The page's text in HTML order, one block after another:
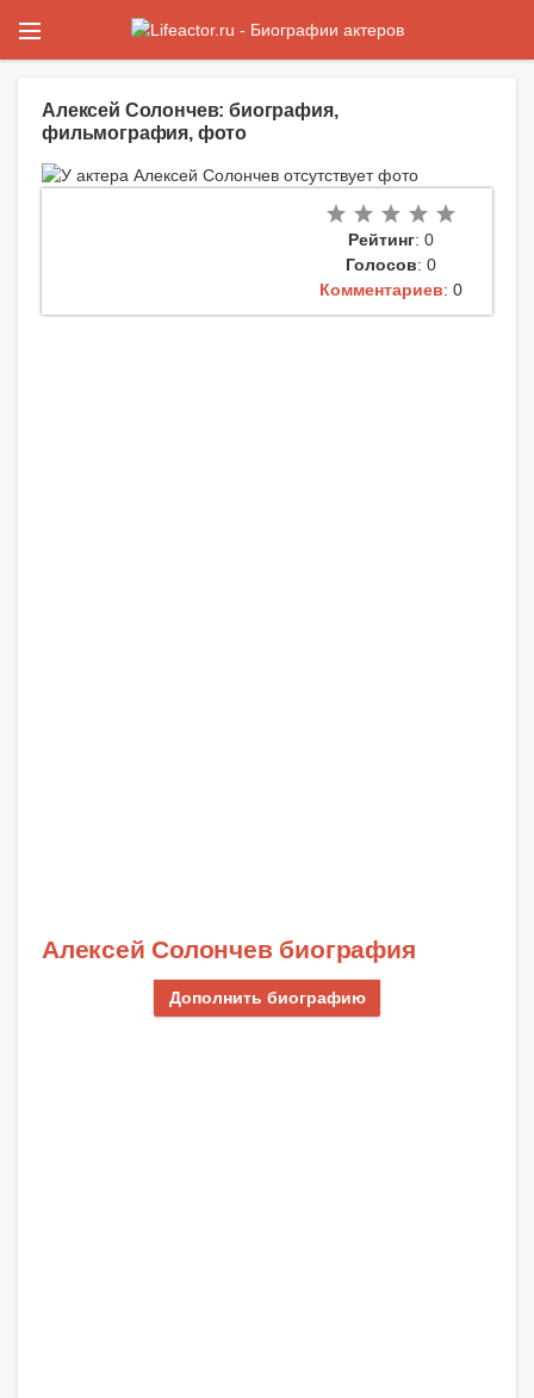
Алексей Солончев: биография,
фильмография, фото
Рейтинг: 0
Голосов: 0
Комментариев: 0
Алексей Солончев биография
Дополнить биографию